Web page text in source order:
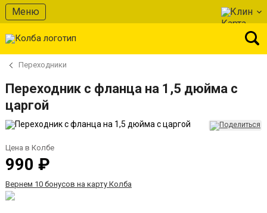
Меню Клин
Переходники
Переходник с фланца на 1,5 дюйма с
царгой
Цена в Колбе
990 ₽
Вернем 10 бонусов на карту Колба